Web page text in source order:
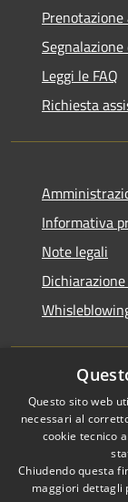
Leggi le FAQ
Richiesta
Informativa
Note legali
RSS
Accessibilità
Privacy
Cookie
Mappa del sito
Questo sito web
necessari al
cookie tecnico
Chiudendo questa
maggiori dettagli